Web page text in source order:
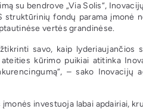
su bendrove „Via Solis“,
struktūrinių fondų parama įmonė
vertės grandinėse.
savo, kaip lyderiaujančios
kūrimo puikiai atitinka
– sako Inovacijų
investuoja labai apdairiai,